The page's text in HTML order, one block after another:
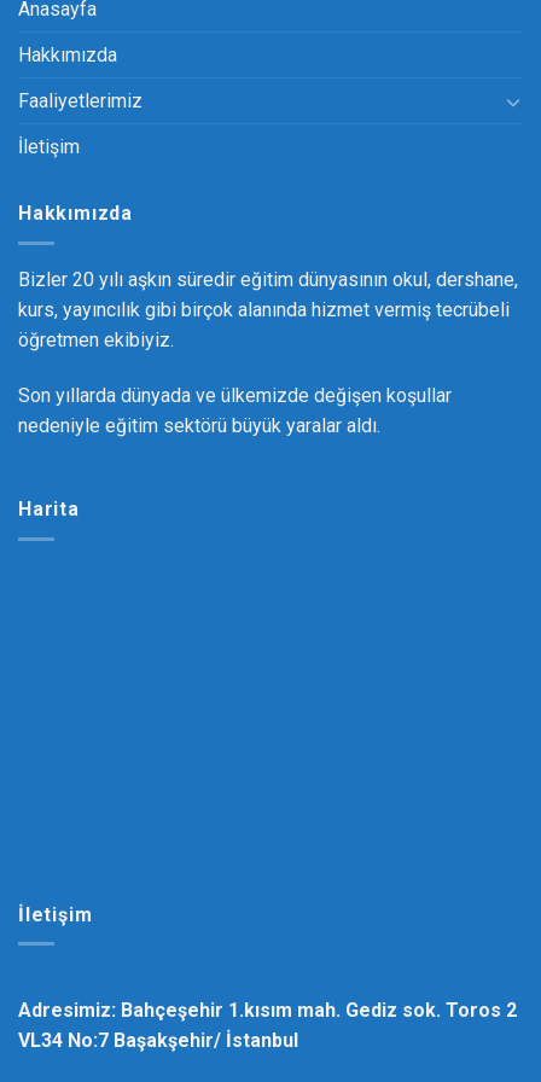
Anasayfa
Hakkımızda
Faaliyetlerimiz
İletişim
Hakkımızda
Bizler 20 yılı aşkın süredir eğitim dünyasının okul, dershane,
kurs, yayıncılık gibi birçok alanında hizmet vermiş tecrübeli
öğretmen ekibiyiz.
Son yıllarda dünyada ve ülkemizde değişen koşullar
nedeniyle eğitim sektörü büyük yaralar aldı.
Harita
İletişim
Adresimiz: Bahçeşehir 1.kısım mah. Gediz sok. Toros 2
VL34 No:7 Başakşehir/ İstanbul